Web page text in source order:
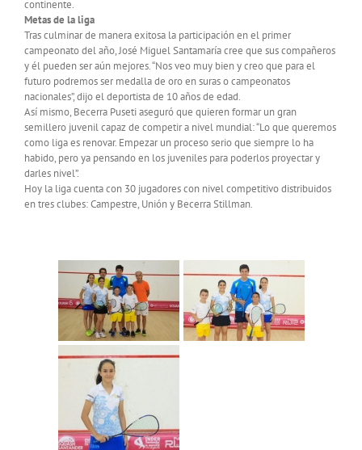
continente.
Metas de la liga
Tras culminar de manera exitosa la participación en el primer
campeonato del año, José Miguel Santamaría cree que sus compañeros
y él pueden ser aún mejores. “Nos veo muy bien y creo que para el
futuro podremos ser medalla de oro en suras o campeonatos
nacionales”, dijo el deportista de 10 años de edad.
Así mismo, Becerra Puseti aseguró que quieren formar un gran
semillero juvenil capaz de competir a nivel mundial: “Lo que queremos
como liga es renovar. Empezar un proceso serio que siempre lo ha
habido, pero ya pensando en los juveniles para poderlos proyectar y
darles nivel”.
Hoy la liga cuenta con 30 jugadores con nivel competitivo distribuidos
en tres clubes: Campestre, Unión y Becerra Stillman.